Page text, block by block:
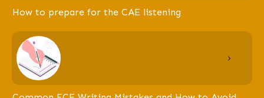
How to prepare for the CAE listening